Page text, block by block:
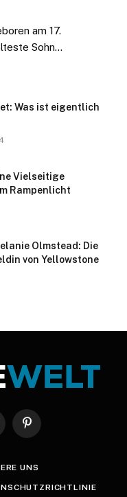
am 17.
Sohn…
Was ist eigentlich
Vielseitige
Rampenlicht
Olmstead: Die
von Yellowstone
Pinterest
UNS